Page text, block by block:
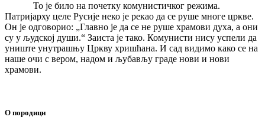
То је било на почетку комунистичког режима.
Патријарху целе Русије неко је рекао да се руше многе цркве.
Он је одговорио: „Главно је да се не руше храмови духа, а они
су у људској души.“ Заиста је тако. Комунисти нису успели да
униште унутрашњу Цркву хришћана. И сад видимо како се на
наше очи с вером, надом и љубављу граде нови и нови
храмови.
О породици